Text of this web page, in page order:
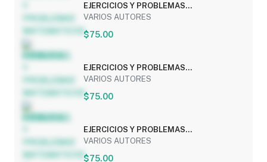
EJERCICIOS Y PROBLEMAS
MATEMATICOS 5 PRIMARIA...
VARIOS AUTORES
$75.00
EJERCICIOS Y PROBLEMAS
MATEMATICOS 3 PRIMARIA...
VARIOS AUTORES
$75.00
EJERCICIOS Y PROBLEMAS
MATEMATICOS 4 PRIMARIA...
VARIOS AUTORES
$75.00